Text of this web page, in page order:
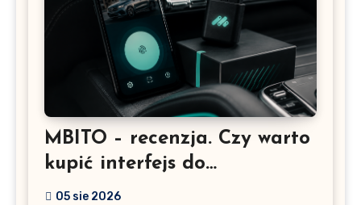
MBITO – recenzja. Czy warto
kupić interfejs do
Mercedesa? Test, opinia i
05 sie 2026